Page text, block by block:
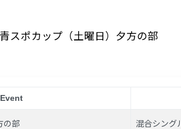
スポカップ（土曜日）夕方の部
Event
の部 混合シング